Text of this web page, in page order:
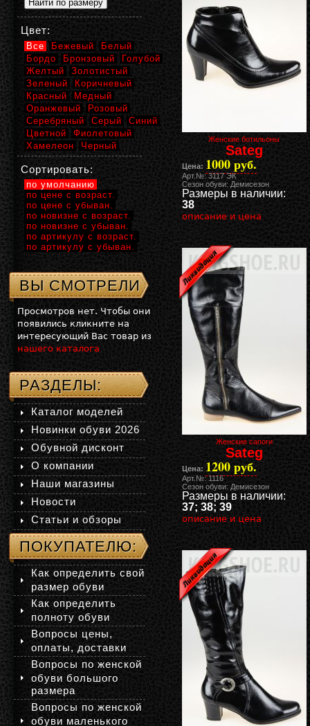
Женские ботильоны
Sateg
Цена: 1000 руб.
Арт.№: 3117 ЭК
Сезон обуви: Демисезон
Размеры в наличии:
38
описание и цена
Женские сапоги
Sateg
Цена: 1200 руб.
Арт.№: 1116
Сезон обуви: Демисезон
Размеры в наличии:
37; 38; 39
описание и цена
Цвет:
Все Бежевый
Белый
Бордо
Бронзовый
Голубой
Желтый
Золотистый
Зеленый
Коричневый
Красный
Медный
Оранжевый
Розовый
Серебряный
Серый
Синий
Цветной
Фиолетовый
Хамелеон
Черный
Сортировать:
по умолчанию
по цене с возраст.
по цене с убыван.
по новизне с возраст.
по новизне с убыван.
по артикулу с возраст.
по артикулу с убыван.
ВЫ СМОТРЕЛИ
Просмотров нет. Чтобы они
появились кликните на
интересующий Вас товар из
нашего каталога
РАЗДЕЛЫ:
Каталог моделей
Новинки обуви 2026
Обувной дисконт
О компании
Наши магазины
Новости
Статьи и обзоры
ПОКУПАТЕЛЮ:
Как определить свой
размер обуви
Как определить
полноту обуви
Вопросы цены,
оплаты, доставки
Вопросы по женской
обуви большого
размера
Вопросы по женской
обуви маленького